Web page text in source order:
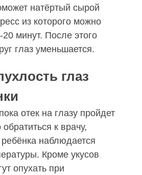
натёртый сырой
из которого можно
минут. После этого
глаз уменьшается.
глаз
отек на глазу пройдет
к врачу,
наблюдается
Кроме укусов
опухать при